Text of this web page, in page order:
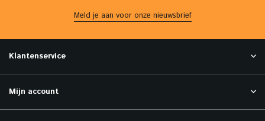
Meld je aan voor onze nieuwsbrief
Klantenservice
Mijn account